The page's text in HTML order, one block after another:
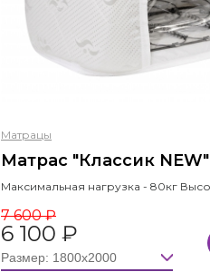
Матрацы
Матрас "Классик NEW"
Максимальная нагрузка - 80кг
7 600₽
6 100 ₽